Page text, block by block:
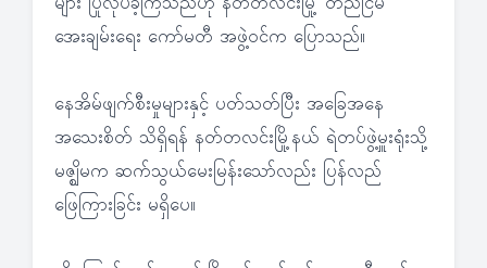
အေးချမ်းရေး ကော်မတီ အဖွဲ့ဝင်က ပြောသည်။
နေအိမ်ဖျက်စီးမှုများနှင့် ပတ်သတ်ပြီး အခြေအနေ
အသေးစိတ် သိရှိရန် နတ်တလင်းမြို့နယ် ရဲတပ်ဖွဲ့မှူးရုံးသို့
မဇ္ဈိမက ဆက်သွယ်မေးမြန်းသော်လည်း ပြန်လည်
ဖြေကြားခြင်း မရှိပေ။